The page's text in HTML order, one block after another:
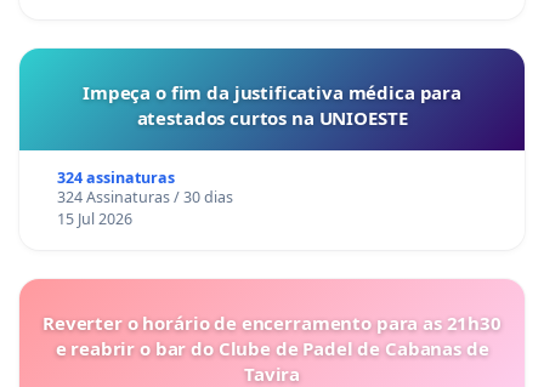
Impeça o fim da justificativa médica para
atestados curtos na UNIOESTE
324 assinaturas
324 Assinaturas / 30 dias
15 Jul 2026
Reverter o horário de encerramento para as 21h30
e reabrir o bar do Clube de Padel de Cabanas de
Tavira